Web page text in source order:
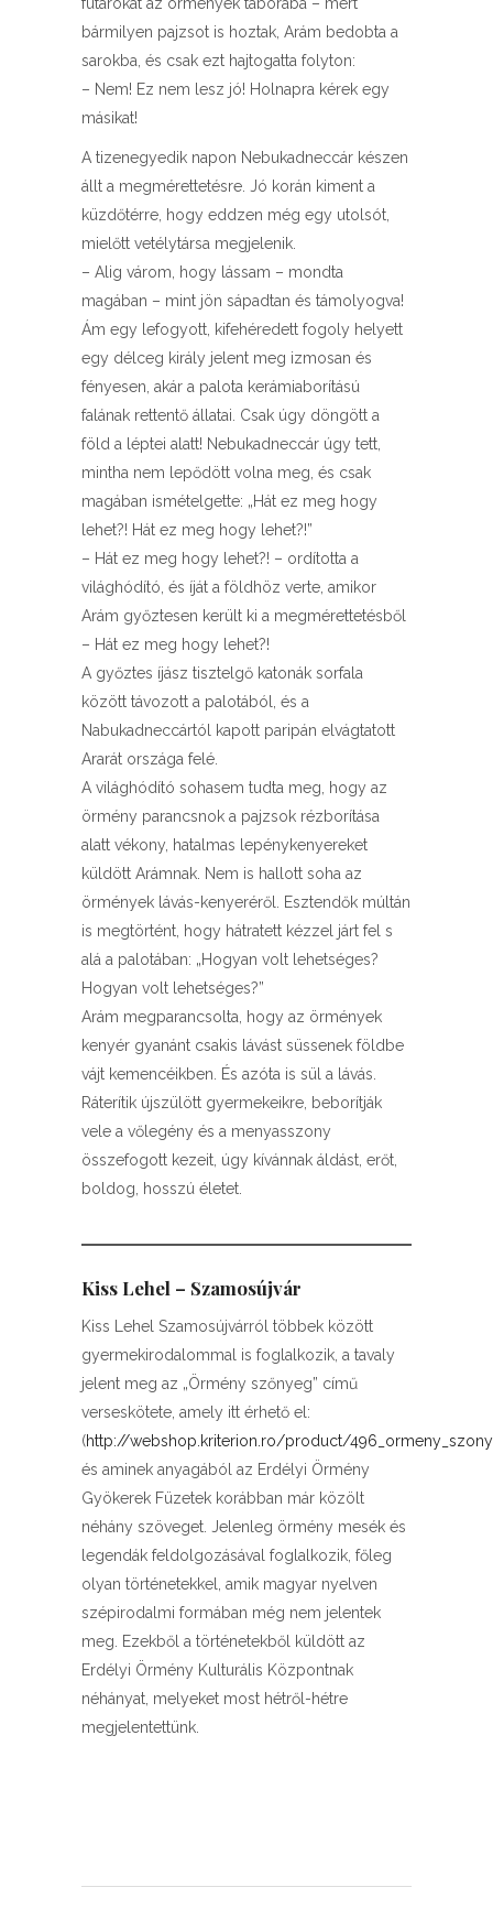
bármilyen pajzsot is hoztak, Arám bedobta a
sarokba, és csak ezt hajtogatta folyton:
– Nem! Ez nem lesz jó! Holnapra kérek egy
másikat!
A tizenegyedik napon Nebukadneccár készen
állt a megmérettetésre. Jó korán kiment a
küzdőtérre, hogy eddzen még egy utolsót,
mielőtt vetélytársa megjelenik.
– Alig várom, hogy lássam – mondta
magában – mint jön sápadtan és támolyogva!
Ám egy lefogyott, kifehéredett fogoly helyett
egy délceg király jelent meg izmosan és
fényesen, akár a palota kerámiaborítású
falának rettentő állatai. Csak úgy döngött a
föld a léptei alatt! Nebukadneccár úgy tett,
mintha nem lepődött volna meg, és csak
magában ismételgette: „Hát ez meg hogy
lehet?! Hát ez meg hogy lehet?!”
– Hát ez meg hogy lehet?! – ordította a
világhódító, és íját a földhöz verte, amikor
Arám győztesen került ki a megmérettetésből
– Hát ez meg hogy lehet?!
A győztes íjász tisztelgő katonák sorfala
között távozott a palotából, és a
Nabukadneccártól kapott paripán elvágtatott
Ararát országa felé.
A világhódító sohasem tudta meg, hogy az
örmény parancsnok a pajzsok rézborítása
alatt vékony, hatalmas lepénykenyereket
küldött Arámnak. Nem is hallott soha az
örmények lávás-kenyeréről. Esztendők múltán
is megtörtént, hogy hátratett kézzel járt fel s
alá a palotában: „Hogyan volt lehetséges?
Hogyan volt lehetséges?”
Arám megparancsolta, hogy az örmények
kenyér gyanánt csakis lávást süssenek földbe
vájt kemencéikben. És azóta is sül a lávás.
Ráterítik újszülött gyermekeikre, beborítják
vele a vőlegény és a menyasszony
összefogott kezeit, úgy kívánnak áldást, erőt,
boldog, hosszú életet.
Kiss Lehel – Szamosújvár
Kiss Lehel Szamosújvárról többek között
gyermekirodalommal is foglalkozik, a tavaly
jelent meg az „Örmény szőnyeg” című
verseskötete, amely itt érhető el:
(http://webshop.kriterion.ro/product/
és aminek anyagából az Erdélyi Örmény
Gyökerek Füzetek korábban már közölt
néhány szöveget. Jelenleg örmény mesék és
legendák feldolgozásával foglalkozik, főleg
olyan történetekkel, amik magyar nyelven
szépirodalmi formában még nem jelentek
meg. Ezekből a történetekből küldött az
Erdélyi Örmény Kulturális Központnak
néhányat, melyeket most hétről-hétre
megjelentettünk.